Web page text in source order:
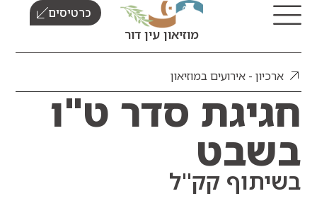
מוזיאון עין דור
כרטיסים
- אירועים במוזיאון
סדר ט"ו
קק"ל